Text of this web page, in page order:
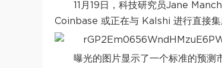
11月19日，科技研究员Jane
Coinbase 或正在与 Kalshi 进行直接集
曝光的图片显示了一个标准的预